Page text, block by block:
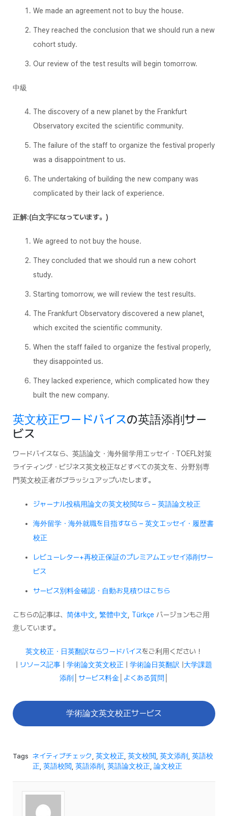
We made an agreement not to buy the house.
They reached the conclusion that we should run a new
cohort study.
Our review of the test results will begin tomorrow.
中級
The discovery of a new planet by the Frankfurt
Observatory excited the scientific community.
The failure of the staff to organize the festival properly
was a disappointment to us.
The undertaking of building the new company was
complicated by their lack of experience.
正解:(白文字になっています。)
We agreed to not buy the house.
They concluded that we should run a new cohort
study.
Starting tomorrow, we will review the test results.
The Frankfurt Observatory discovered a new planet,
which excited the scientific community.
When the staff failed to organize the festival properly,
they disappointed us.
They lacked experience, which complicated how they
built the new company.
英文校正ワードバイスの英語添削サー
ビス
ワードバイスなら、英語論文・海外留学用エッセイ・TOEFL対策
ライティング・ビジネス英文校正などすべての英文を、分野別専
門英文校正者がブラッシュアップいたします。
ジャーナル投稿用論文の英文校閲なら – 英語論文校正
海外留学・海外就職を目指すなら – 英文エッセイ・履歴書
校正
レビューレター+再校正保証のプレミアムエッセイ添削サー
ビス
サービス別料金確認・自動お見積りはこちら
こちらの記事は、 简体中文, 繁體中文, Türkçe バージョンもご用
意しています。
英文校正・日英翻訳ならワードバイスをご利用ください！
リソース記事 学術論文英文校正 学術論日英翻訳
大学課題
添削
サービス料金 よくある質問
学術論文英文校正サービス
Tags ネイティブチェック 英文校正 英文校閲 英文添削 英語校
正 英語校閲 英語添削 英語論文校正 論文校正